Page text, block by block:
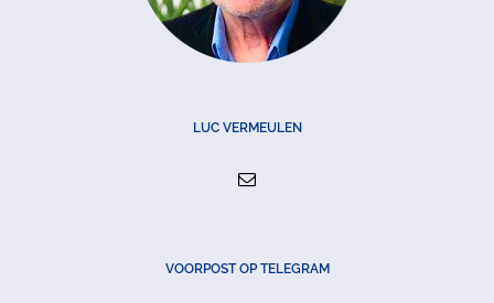
LUC VERMEULEN
VOORPOST OP TELEGRAM